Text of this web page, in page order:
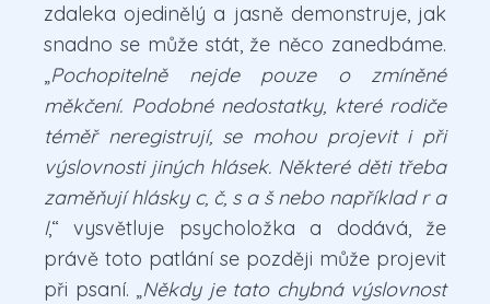
zdaleka ojedinělý a jasně demonstruje, jak
snadno se může stát, že něco zanedbáme.
„Pochopitelně nejde pouze o zmíněné
měkčení. Podobné nedostatky, které rodiče
téměř neregistrují, se mohou projevit i při
výslovnosti jiných hlásek. Některé děti třeba
zaměňují hlásky c, č, s a š nebo například r a
l,“ vysvětluje psycholožka a dodává, že
právě toto patlání se později může projevit
při psaní. „Někdy je tato chybná výslovnost